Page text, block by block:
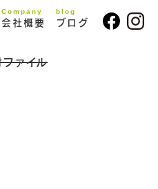
Company
会社概要
blog
ブログ
ァイル